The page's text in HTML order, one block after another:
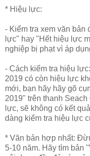
* Hiệu lực:
- Kiểm tra xem văn bản
lực" hay "Hết hiệu lực
nghiệp bị phạt vì áp
- Cách kiểm tra hiệu
2019 có còn hiệu lực
mới, bạn hãy hãy gõ
2019" trên thanh
lực, sẽ không có kết
dàng kiểm tra hiệu lực
* Văn bản hợp nhất:
5-10 năm. Hãy tìm bản